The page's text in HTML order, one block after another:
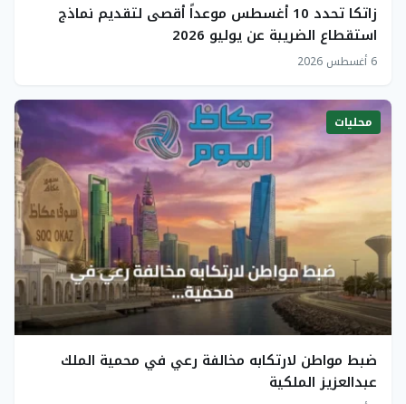
زاتكا تحدد 10 أغسطس موعداً أقصى لتقديم نماذج
استقطاع الضريبة عن يوليو 2026
6 أغسطس 2026
محليات
ضبط مواطن لارتكابه مخالفة رعي في محمية الملك
عبدالعزيز الملكية